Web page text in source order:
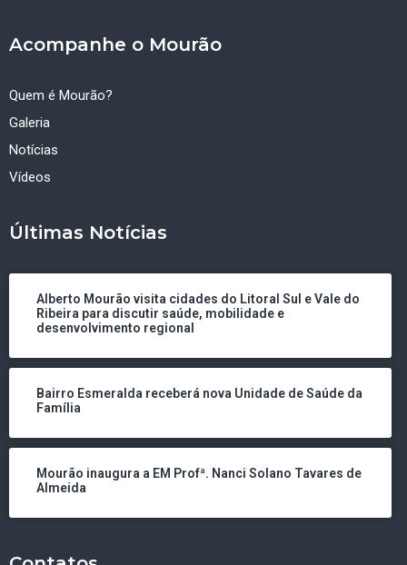
Acompanhe o Mourão
Quem é Mourão?
Galeria
Notícias
Vídeos
Últimas Notícias
Alberto Mourão visita cidades do Litoral Sul e Vale do
Ribeira para discutir saúde, mobilidade e
desenvolvimento regional
Bairro Esmeralda receberá nova Unidade de Saúde da
Família
Mourão inaugura a EM Profª. Nanci Solano Tavares de
Almeida